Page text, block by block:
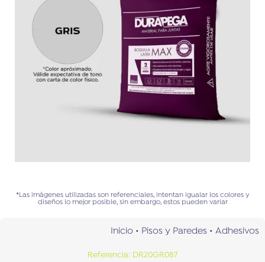
*Las imágenes utilizadas son referenciales, intentan igualar los colores y
diseños lo mejor posible, sin embargo, estos pueden variar
Inicio • Pisos y Paredes • Adhesivos
Referencia: DR20GR087